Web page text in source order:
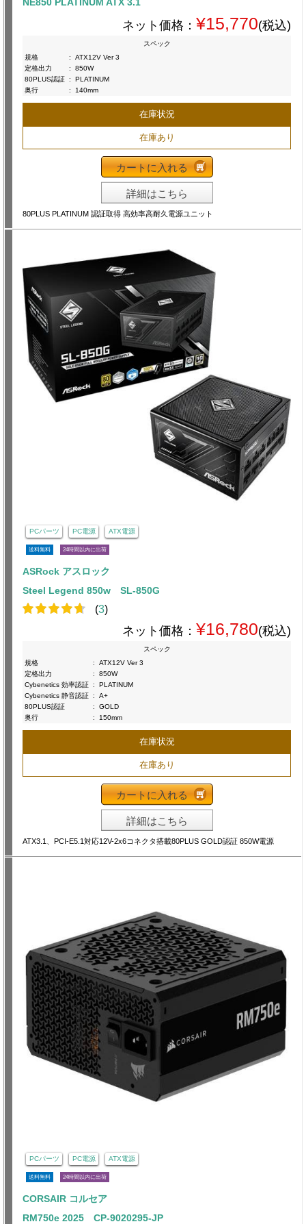
ネット価格： ¥15,770(税込)
スペック
規格
:
ATX12V Ver 3
定格出力
:
850W
80PLUS認証 :
PLATINUM
奥行
: 140mm
在庫状況
在庫あり
カートに入れる
詳細はこちら
80PLUS PLATINUM 認証取得 高効率高耐久電源ユニット
PCパーツ PC電源 ATX電源
送料無料 24時間以内に出荷
ASRock アスロック
Steel Legend 850w SL-850G
(3)
ネット価格： ¥16,780(税込)
スペック
規格
:
ATX12V Ver 3
定格出力
:
850W
Cybenetics 効率認証 :
PLATINUM
Cybenetics 静音認証 :
A+
80PLUS認証
:
GOLD
奥行
: 150mm
在庫状況
在庫あり
カートに入れる
詳細はこちら
ATX3.1、PCI-E5.1対応12V-2x6コネクタ搭載80PLUS GOLD認証 850W電源
PCパーツ PC電源 ATX電源
送料無料 24時間以内に出荷
CORSAIR コルセア
RM750e 2025 CP-9020295-JP